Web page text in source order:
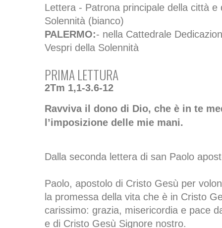
Lettera - Patrona principale della città e
Solennità (bianco)
PALERMO:- nella Cattedrale
Vespri della Solennità
PRIMA LETTURA
2Tm 1,1-3.6-12
Ravviva il dono di Dio, che è in te
l’imposizione delle mie mani.
Dalla seconda lettera di san Paolo
Paolo, apostolo di Cristo Gesù per
la promessa della vita che è in Cristo
carissimo: grazia, misericordia e pace
e di Cristo Gesù Signore nostro.